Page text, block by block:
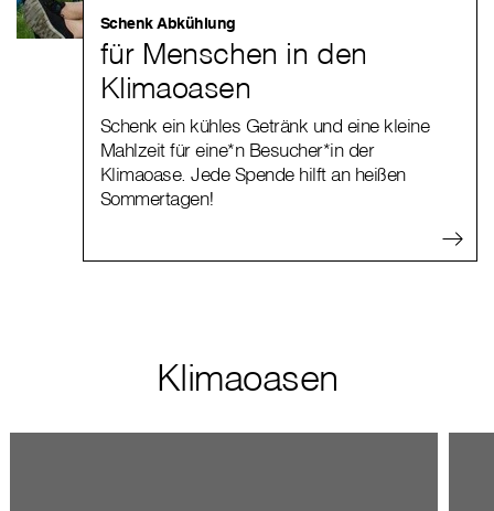
Schenk Abkühlung
für Menschen in den
Klimaoasen
Schenk ein kühles Getränk und eine kleine
Mahlzeit für eine*n Besucher*in der
Klimaoase. Jede Spende hilft an heißen
Sommertagen!
Klimaoasen